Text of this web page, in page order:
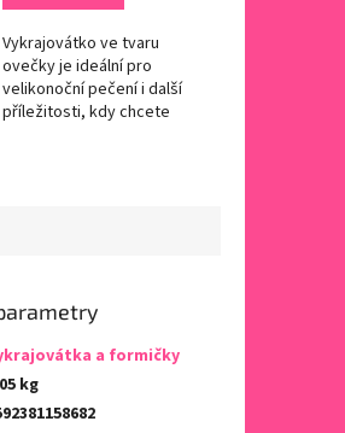
Vykrajovátko ve tvaru
ovečky je ideální pro
velikonoční pečení i další
příležitosti, kdy chcete
a formičky
kg